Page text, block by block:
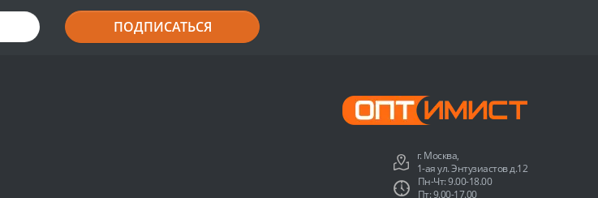
ПОДПИСАТЬСЯ
г. Москва,
1-ая ул. Энтузиастов д.12
Пн-Чт: 9.00-18.00
Пт: 9.00-17.00